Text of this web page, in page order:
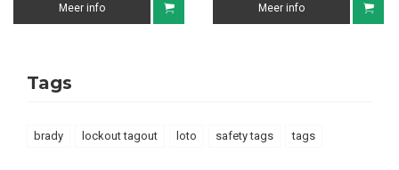
Meer info Meer info
Tags
brady lockout tagout loto safety tags tags